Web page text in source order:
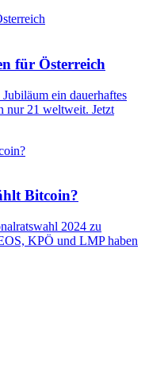
für Österreich
ein dauerhaftes
nur 21 weltweit. Jetzt
Bitcoin?
2024 zu
KPÖ und LMP haben